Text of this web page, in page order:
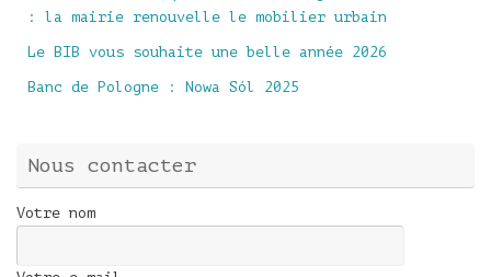
: la mairie renouvelle le mobilier urbain
Le BIB vous souhaite une belle année 2026
Banc de Pologne : Nowa Sól 2025
Nous contacter
Votre nom